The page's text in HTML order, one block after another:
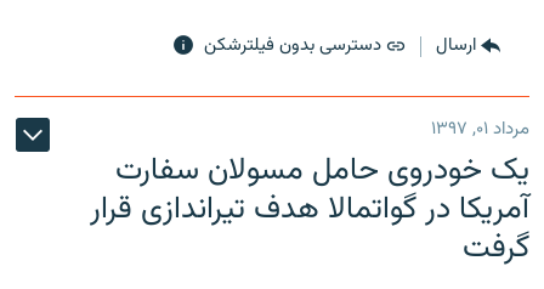
ارسال دسترسی بدون فیلترشکن
مرداد ۰۱, ۱۳۹۷
یک خودروی حامل مسولان سفارت
آمریکا در گواتمالا هدف تیراندازی قرار
گرفت